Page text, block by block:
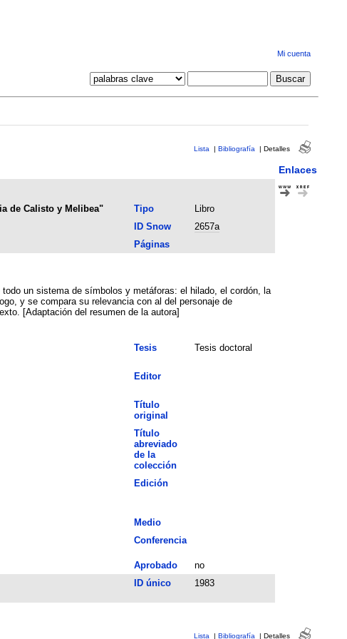
Mi cuenta
Lista | Bibliografía | Detalles
Enlaces
de Calisto y Melibea" Tipo
Libro
ID Snow
2657a
Páginas
un sistema de símbolos y metáforas: el hilado, el cordón, la
y se compara su relevancia con al del personaje de
[Adaptación del resumen de la autora]
Tesis Tesis doctoral
Editor
Título
original
Título
abreviado
de la
colección
Edición
Medio
Conferencia
Aprobado
no
ID único 1983
Lista | Bibliografía | Detalles